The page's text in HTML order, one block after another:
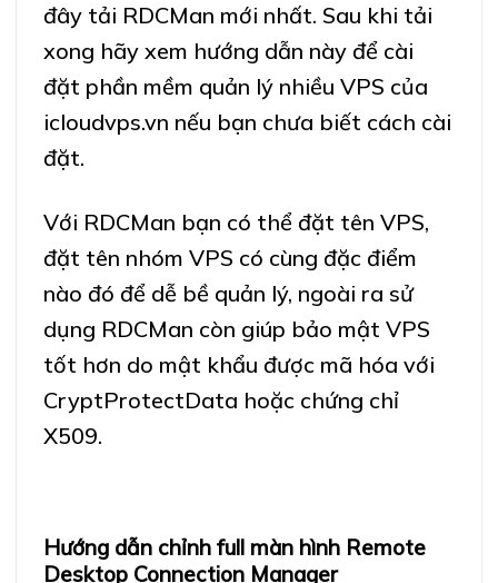
đây tải RDCMan mới nhất. Sau khi tải
xong hãy xem hướng dẫn này để cài
đặt phần mềm quản lý nhiều VPS của
icloudvps.vn nếu bạn chưa biết cách cài
đặt.
Với RDCMan bạn có thể đặt tên VPS,
đặt tên nhóm VPS có cùng đặc điểm
nào đó để dễ bề quản lý, ngoài ra sử
dụng RDCMan còn giúp bảo mật VPS
tốt hơn do mật khẩu được mã hóa với
CryptProtectData hoặc chứng chỉ
X509.
Hướng dẫn chỉnh full màn hình Remote
Desktop Connection Manager